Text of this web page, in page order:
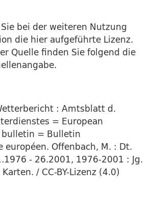
bei der weiteren Nutzung
die hier aufgeführte Lizenz.
Quelle finden Sie folgend die
: Amtsblatt d.
= European
= Bulletin
européen. Offenbach, M. : Dt.
- 26.2001, 1976-2001 : Jg.
/ CC-BY-Lizenz (4.0)